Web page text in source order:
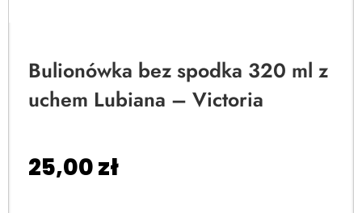
Bulionówka bez spodka 320 ml z
uchem Lubiana – Victoria
25,00zł